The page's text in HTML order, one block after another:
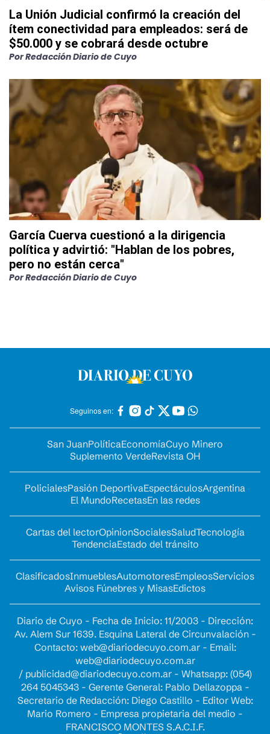
La Unión Judicial confirmó la creación del
ítem conectividad para empleados: será de
$50.000 y se cobrará desde octubre
PorRedacción Diario de Cuyo
García Cuerva cuestionó a la dirigencia
política y advirtió: "Hablan de los pobres,
pero no están cerca"
PorRedacción Diario de Cuyo
Seguinos en:
San JuanPolíticaEconomíaCuyo Minero
Suplemento VerdeRevista OH
PolicialesPasión DeportivaEspectáculosArgentina
El MundoRecetasEn las redes
Cartas del lectorOpinionSocialesSaludTecnología
TendenciaEstado del tránsito
ClasificadosInmueblesAutomotoresEmpleosServicios
Avisos Fúnebres y MisasEdictos
Diario de Cuyo - Fecha de Inicio: 11/2003 - Dirección:
Av. Alem Sur 1639. Esquina Lateral de Circunvalación -
Contacto: web@diariodecuyo.com.ar- Email:
web@diariodecuyo.com.ar
/ publicidad@diariodecuyo.com.ar- Whatsapp: (054)
264 5045343 - Gerente General: Pablo Dellazoppa -
Secretario de Redacción: Diego Castillo - Editor Web:
Mario Romero - Empresa propietaria del medio -
FRANCISCO MONTES S.A.C.I.F.